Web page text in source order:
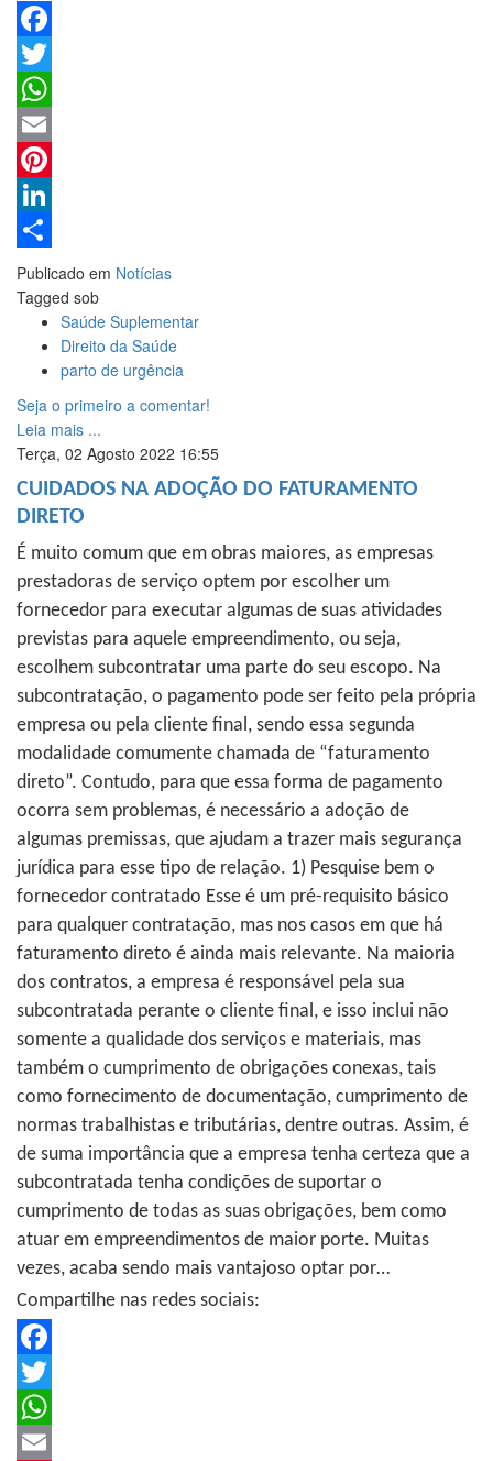
Facebook
Twitter
WhatsApp
Email
Pinterest
LinkedIn
Share
Publicado em Notícias
Tagged sob
Saúde Suplementar
Direito da Saúde
parto de urgência
Seja o primeiro a comentar!
Leia mais ...
Terça, 02 Agosto 2022 16:55
CUIDADOS NA ADOÇÃO DO FATURAMENTO
DIRETO
É muito comum que em obras maiores, as empresas
prestadoras de serviço optem por escolher um
fornecedor para executar algumas de suas atividades
previstas para aquele empreendimento, ou seja,
escolhem subcontratar uma parte do seu escopo. Na
subcontratação, o pagamento pode ser feito pela própria
empresa ou pela cliente final, sendo essa segunda
modalidade comumente chamada de “faturamento
direto”. Contudo, para que essa forma de pagamento
ocorra sem problemas, é necessário a adoção de
algumas premissas, que ajudam a trazer mais segurança
jurídica para esse tipo de relação. 1) Pesquise bem o
fornecedor contratado Esse é um pré-requisito básico
para qualquer contratação, mas nos casos em que há
faturamento direto é ainda mais relevante. Na maioria
dos contratos, a empresa é responsável pela sua
subcontratada perante o cliente final, e isso inclui não
somente a qualidade dos serviços e materiais, mas
também o cumprimento de obrigações conexas, tais
como fornecimento de documentação, cumprimento de
normas trabalhistas e tributárias, dentre outras. Assim, é
de suma importância que a empresa tenha certeza que a
subcontratada tenha condições de suportar o
cumprimento de todas as suas obrigações, bem como
atuar em empreendimentos de maior porte. Muitas
vezes, acaba sendo mais vantajoso optar por…
Compartilhe nas redes sociais:
Facebook
Twitter
WhatsApp